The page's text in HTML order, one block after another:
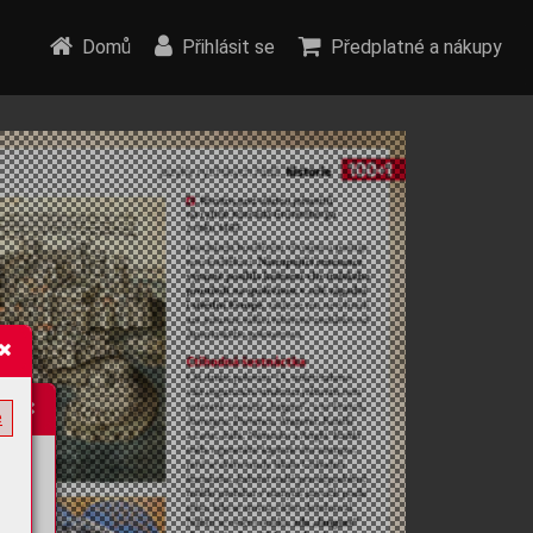
Domů Přihlásit se Předplatné a nákupy